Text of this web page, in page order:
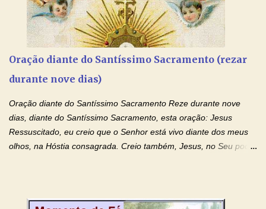
orações com o Padre Marcelo. Não desista do milagre, da cura;
tenha fé, creia firmemente e ore incessantemente até que o
Kairós aconteça em sua vida. Fique no Amor Ágape de Jesus e
Mensagem do Padre Marcelo Rossi por E-mail: Amados!! Nesta
quarta feira, vamos orar pelas pessoas que sofrem com as
IMACULADO CORAÇÃO DE MAR...
Oração diante do Santíssimo Sacramento (rezar
durante nove dias)
Oração diante do Santíssimo Sacramento Reze durante nove
dias, diante do Santíssimo Sacramento, esta oração: Jesus
Ressuscitado, eu creio que o Senhor está vivo diante dos meus
olhos, na Hóstia consagrada. Creio também, Jesus, no Seu poder
creio, Jesus, e clamo que este Sangue seja agora derramado